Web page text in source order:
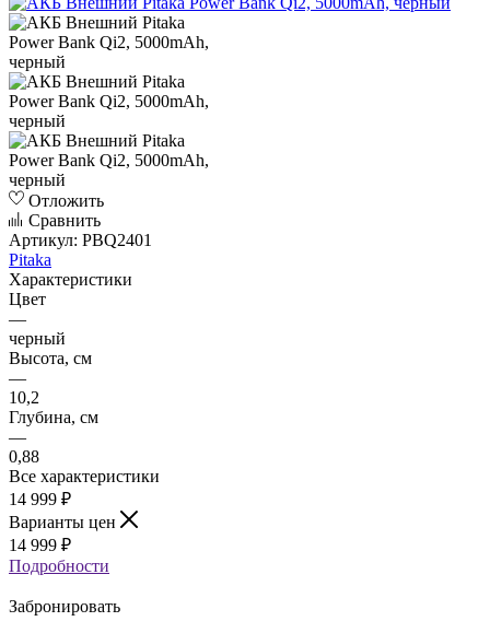
Отложить
Сравнить
Артикул: PBQ2401
Pitaka
Характеристики
Цвет
—
черный
Высота, см
—
10,2
Глубина, см
—
0,88
Все характеристики
14 999 ₽
Варианты цен
14 999 ₽
Подробности
Забронировать